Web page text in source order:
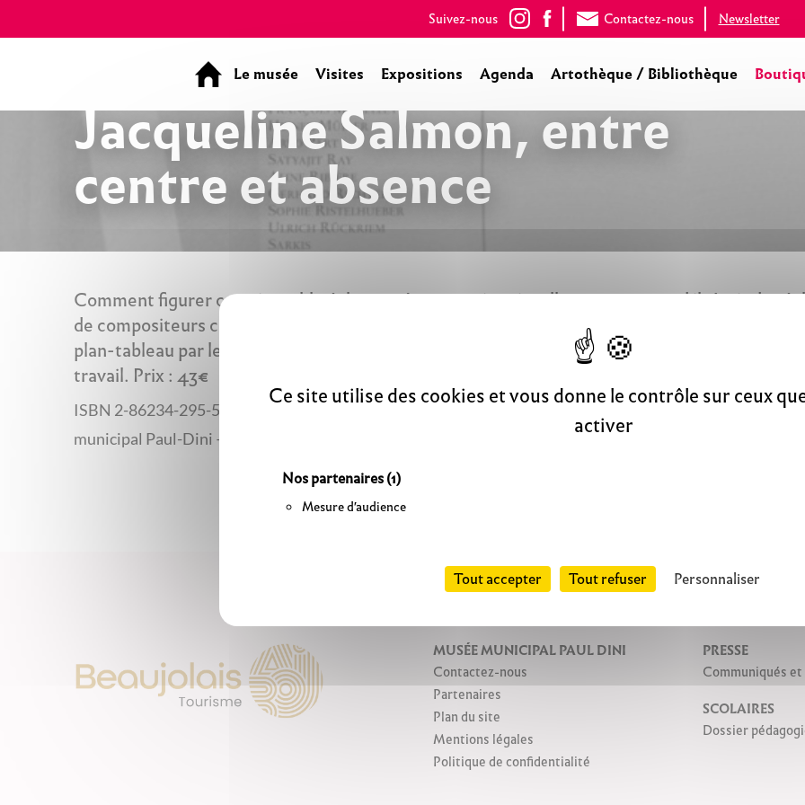
Ce site utilise des cookies et vous donne le contrôle sur ceux
activer
Nos partenaires(1)
Mesure d'audience
Tout accepter Tout refuser Personnaliser
Suivez-nous Contactez-nous Newsletter
Le musée Visites Expositions Agenda Artothèque / Bibliothèque
Jacqueline Salmon, entre
centre et absence
Comment figurer ce qui semble échapper à toute prise visuelle, surtout quand il s’agit de
de compositeurs connus ? En choisissant de coupler visages et lieux, portraits et
plan-tableau par leur cadrage, leur format carré et leur tirage mat, Jacqueline Salmon fait de
travail. Prix : 43€
ISBN 2-86234-295-5 Catalogue de l’exposition itinérante Centre d’art contemporain Passage (Troyes);
municipal Paul-Dini – du 14 sept. au 18 nov. 2001 144 p. / 94 ill. / 23 x 28 cm Editions Marval, 2000
MUSÉE MUNICIPAL PAUL DINI
Contactez-nous
Partenaires
Plan du site
Mentions légales
Politique de confidentialité
PRESSE
Communiqués
SCOLAIRES
Dossier